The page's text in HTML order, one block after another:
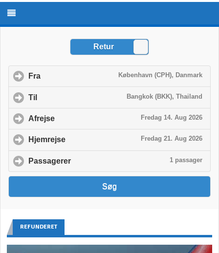
REFUNDERET